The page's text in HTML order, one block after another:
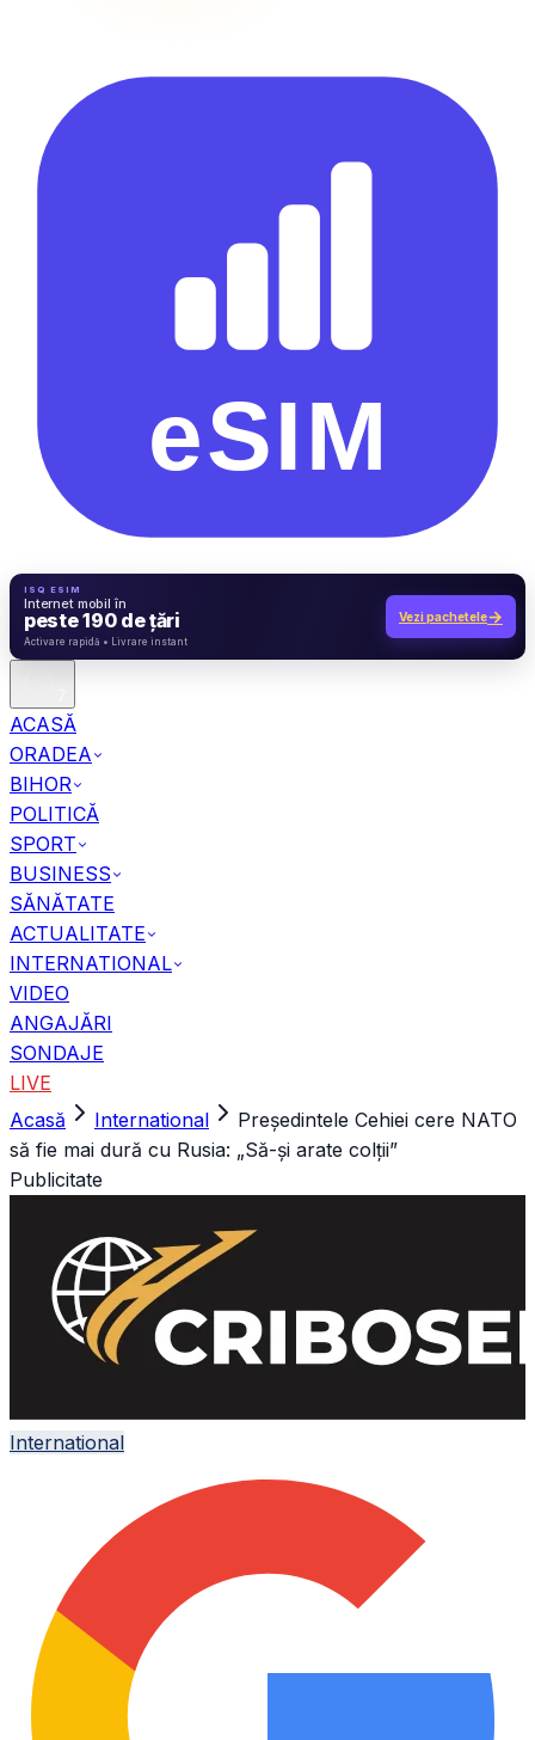
ISQ ESIM
Internet mobil în
peste 190 de țări Vezi pachetele→
ACASĂ
ORADEA
BIHOR
POLITICĂ
SPORT
BUSINESS
SĂNĂTATE
ACTUALITATE
INTERNATIONAL
VIDEO
ANGAJĂRI
SONDAJE
LIVE
Acasă
International
Președintele Cehiei cere NATO
să fie mai dură cu Rusia: „Să-și arate colții”
Publicitate
International